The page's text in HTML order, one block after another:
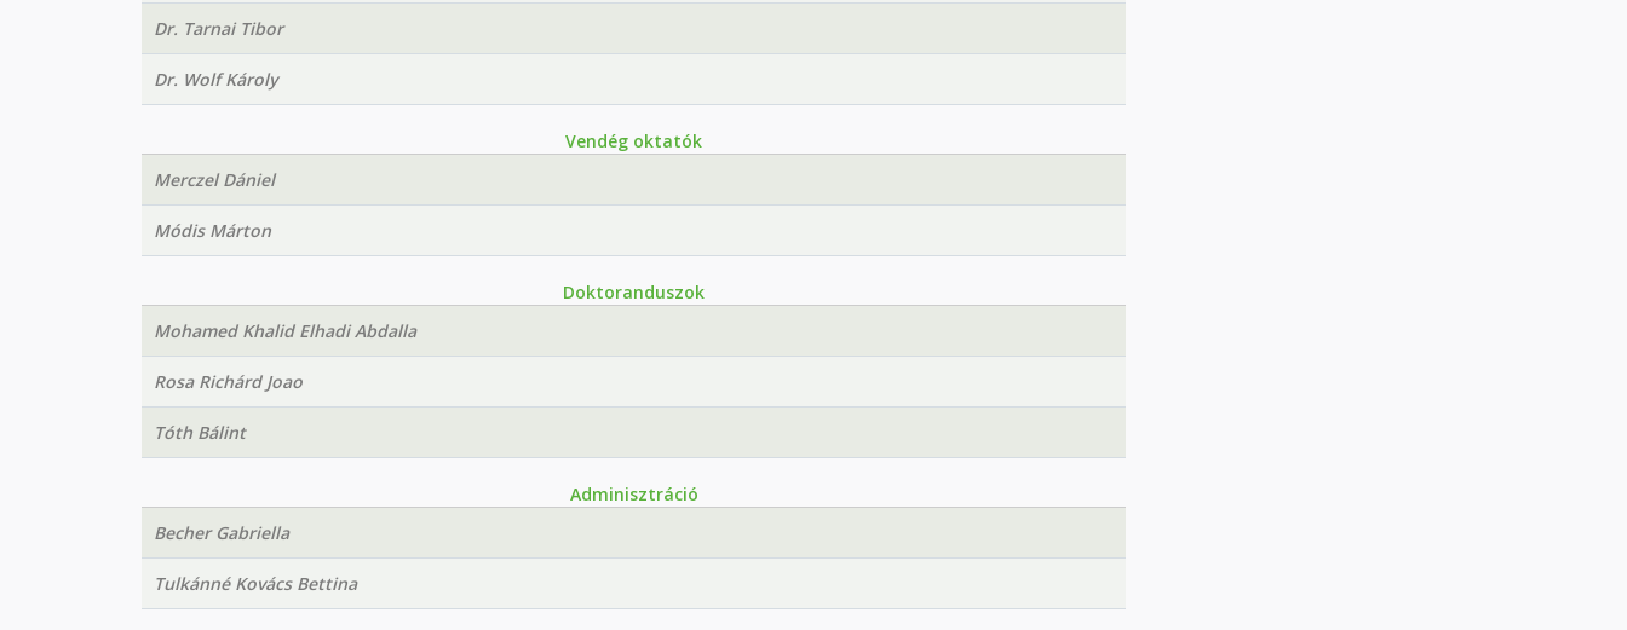
Dr. Tarnai Tibor
Dr. Wolf Károly
Vendég oktatók
Merczel Dániel
Módis Márton
Doktoranduszok
Mohamed Khalid Elhadi Abdalla
Rosa Richárd Joao
Tóth Bálint
Adminisztráció
Becher Gabriella
Tulkánné Kovács Bettina